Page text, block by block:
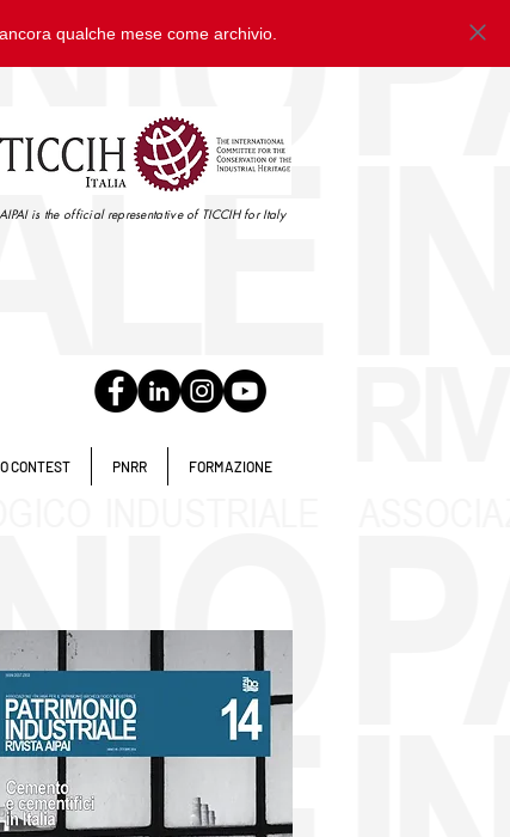
qualche mese come archivio.
AIPAI is the official representative of TICCIH for Italy
CONTEST PNRR FORMAZIONE